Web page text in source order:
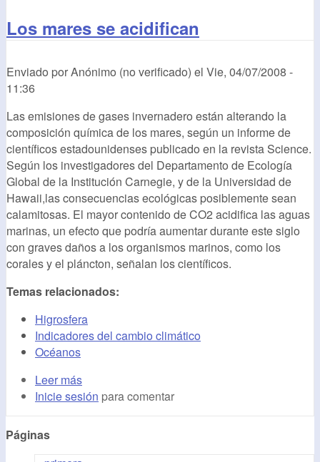
Los mares se acidifican
Enviado porAnónimo (no verificado) el Vie, 04/07/2008 -
11:36
Las emisiones de gases invernadero están alterando la
composición química de los mares, según un informe de
científicos estadounidenses publicado en la revista Science.
Según los investigadores del Departamento de Ecología
Global de la Institución Carnegie, y de la Universidad de
Hawaii,las consecuencias ecológicas posiblemente sean
calamitosas. El mayor contenido de CO2 acidifica las aguas
marinas, un efecto que podría aumentar durante este siglo
con graves daños a los organismos marinos, como los
corales y el pláncton, señalan los científicos.
Temas relacionados:
Higrosfera
Indicadores del cambio climático
Océanos
Leer más
Inicie sesión para comentar
Páginas